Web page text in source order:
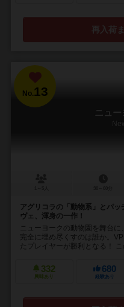
再入荷
No.13
ニュ
アグリコラの「動物系」とパ
ヴェ、渾身の一作！
ニューヨークの動物園を舞台
完全に埋め尽くすのは誰か。
たプレイヤーが勝利となる！
332
興味あり
680
経験あり